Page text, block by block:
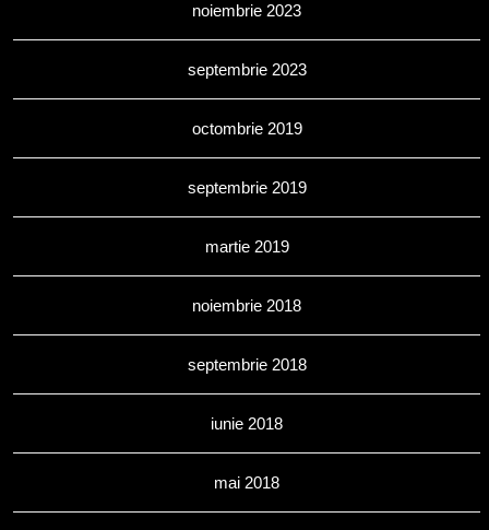
noiembrie 2023
septembrie 2023
octombrie 2019
septembrie 2019
martie 2019
noiembrie 2018
septembrie 2018
iunie 2018
mai 2018